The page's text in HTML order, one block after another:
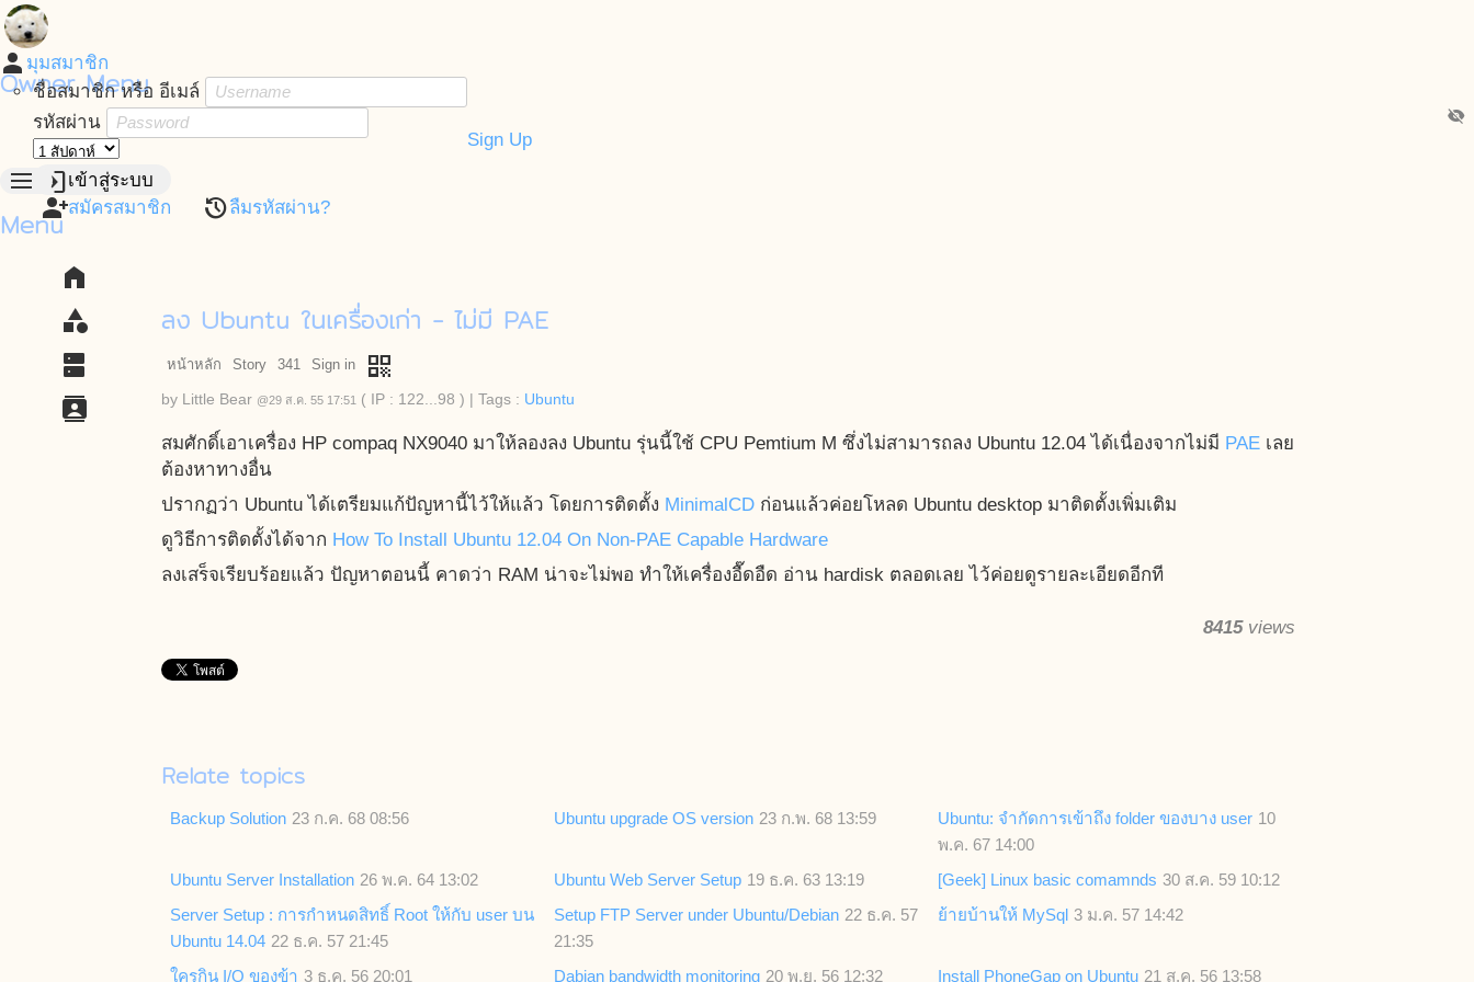
Owner Menu
person มุมสมาชิก
ชื่อสมาชิก หรือ อีเมล์
รหัสผ่าน
visibility_off
loginเข้าสู่ระบบ
person_addสมัครสมาชิก restoreลืมรหัสผ่าน?
Sign Up
menu
Menu
home
category
dns
contacts
ลง Ubuntu ในเครื่องเก่า - ไม่มี PAE
หน้าหลัก Story 341 Sign in qr_code
by Little Bear @29 ส.ค. 55 17:51 ( IP : 122...98 ) Tags : Ubuntu
สมศักดิ์เอาเครื่อง HP compaq NX9040 มาให้ลองลง Ubuntu รุ่นนี้ใช้ CPU Pemtium M ซึ่งไม่สามารถลง Ubuntu 12.04 ได้เนื่องจากไม่มี PAE เลย
ต้องหาทางอื่น
ปรากฏว่า Ubuntu ได้เตรียมแก้ปัญหานี้ไว้ให้แล้ว โดยการติดตั้ง MinimalCD ก่อนแล้วค่อยโหลด Ubuntu desktop มาติดตั้งเพิ่มเติม
ดูวิธีการติดตั้งได้จาก How To Install Ubuntu 12.04 On Non-PAE Capable Hardware
ลงเสร็จเรียบร้อยแล้ว ปัญหาตอนนี้ คาดว่า RAM น่าจะไม่พอ ทำให้เครื่องอื๊ดอืด อ่าน hardisk ตลอดเลย ไว้ค่อยดูรายละเอียดอีกที
8415views
Relate topics
Backup Solution 23 ก.ค. 68 08:56 Ubuntu upgrade OS version 23 ก.พ. 68 13:59 Ubuntu: จำกัดการเข้าถึง folder ของบาง user 10
พ.ค. 67 14:00
Ubuntu Server Installation 26 พ.ค. 64 13:02 Ubuntu Web Server Setup 19 ธ.ค. 63 13:19 [Geek] Linux basic comamnds 30 ส.ค. 59 10:12
Server Setup : การกำหนดสิทธิ์ Root ให้กับ user บน
Ubuntu 14.04 22 ธ.ค. 57 21:45
Setup FTP Server under Ubuntu/Debian 22 ธ.ค. 57
21:35
ย้ายบ้านให้ MySql 3 ม.ค. 57 14:42
ใครกิน I/O ของข้า 3 ธ.ค. 56 20:01 Dabian bandwidth monitoring 20 พ.ย. 56 12:32 Install PhoneGap on Ubuntu 21 ส.ค. 56 13:58